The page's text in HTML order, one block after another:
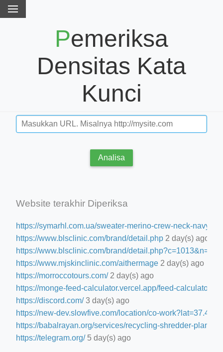
Pemeriksa
Densitas Kata
Kunci
Analisa
Website terakhir Diperiksa
https://symarhl.com.ua/sweater-merino-crew-neck-navy-
https://www.blsclinic.com/brand/detail.php 2 day(s) ago
https://www.blsclinic.com/brand/
https://www.mjskinclinic.com/aithermage 2 day(s) ago
https://morroccotours.com/2 day(s) ago
https://monge-feed-calculator.vercel.app/feed-calculator
https://discord.com/3 day(s) ago
https://new-dev.slowfive.com/location/co-
https://babalrayan.org/services/recycling-shredder-plant-
https://telegram.org/5 day(s) ago